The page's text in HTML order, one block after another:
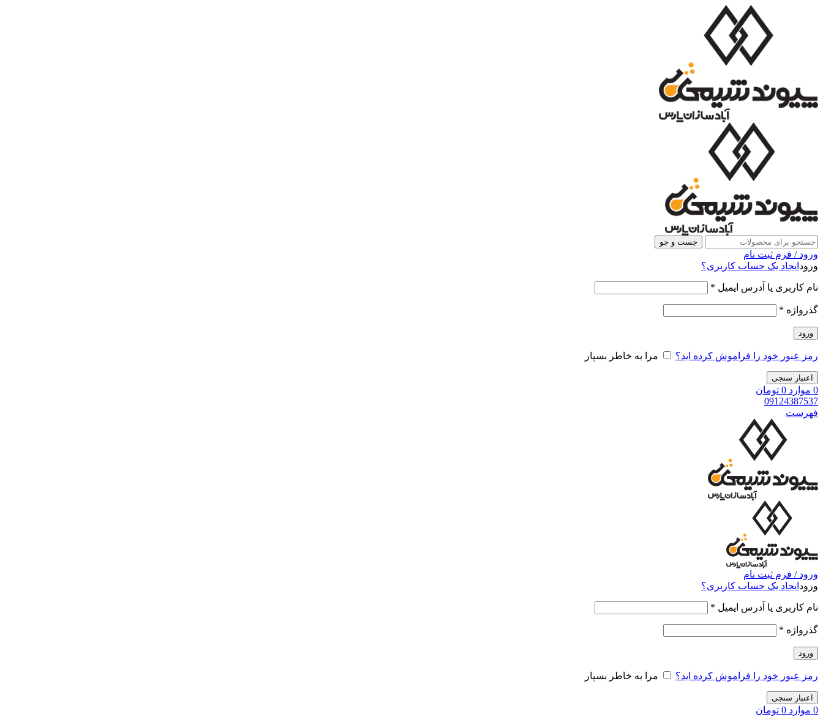
جست و جو
ورود / فرم ثبت نام
ورود ایجاد یک حساب کاربری؟
نام کاربری یا آدرس ایمیل *
گذرواژه *
ورود
رمز عبور خود را فراموش کرده اید؟ مرا به خاطر بسپار
اعتبار سنجی
0 موارد 0 تومان
09124387537
فهرست
ورود / فرم ثبت نام
ورود ایجاد یک حساب کاربری؟
نام کاربری یا آدرس ایمیل *
گذرواژه *
ورود
رمز عبور خود را فراموش کرده اید؟ مرا به خاطر بسپار
اعتبار سنجی
0 موارد 0 تومان